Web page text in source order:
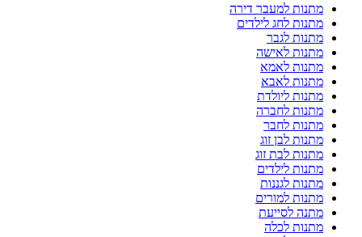
מתנות למעבר דירה
מתנות לחג לילדים
מתנות לגבר
מתנות לאישה
מתנות לאמא
מתנות לאבא
מתנות ליולדת
מתנות לחברה
מתנות לחבר
מתנות לבן זוג
מתנות לבת זוג
מתנות לילדים
מתנות לגננות
מתנות למורים
מתנה לסייעת
מתנות לכלה